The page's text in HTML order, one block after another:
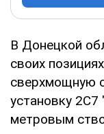
В Донецкой
своих
сверхмощную
установку
метровым